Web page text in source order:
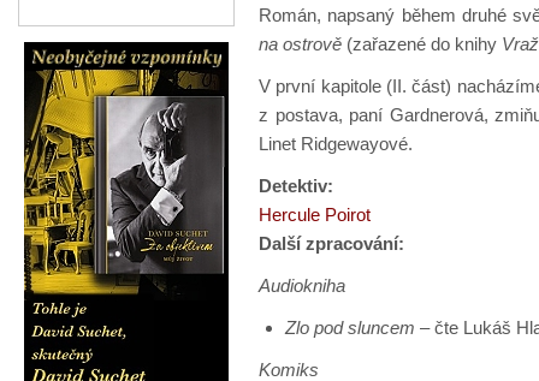
Román, napsaný během druhé
na ostrově (zařazené do knihy
V první kapitole (II. část)
z postava, paní Gardnerová,
Linet Ridgewayové.
Detektiv:
Hercule Poirot
Další zpracování:
Audiokniha
Zlo pod sluncem – čte Lukáš
Komiks